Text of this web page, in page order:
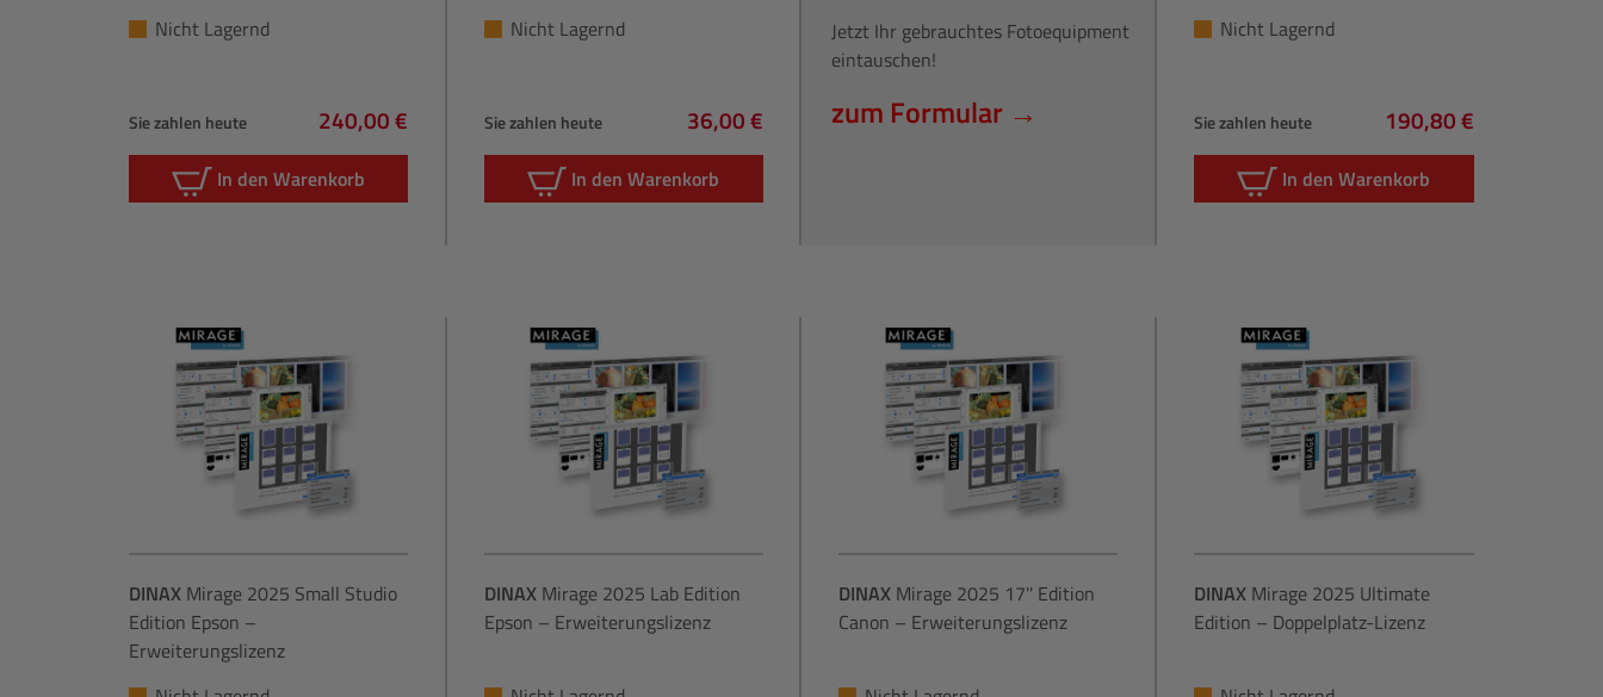
Nicht Lagernd
Sie zahlen heute
Regulärer Preis:
240,00 €
In den Warenkorb
Nicht Lagernd
Sie zahlen heute
Regulärer Preis:
36,00 €
In den Warenkorb
Jetzt Ihr gebrauchtes Fotoequipment
eintauschen!
zum Formular →
Nicht Lagernd
Sie zahlen heute
Regulärer Preis:
190,80 €
In den Warenkorb
DINAX Mirage 2025 Small Studio
Edition Epson –
Erweiterungslizenz
DINAXMirage 2025 Lab Edition
Epson – Erweiterungslizenz
DINAX Mirage 2025 17'' Edition
Canon – Erweiterungslizenz
DINAXMirage 2025 Ultimate
Edition – Doppelplatz-Lizenz